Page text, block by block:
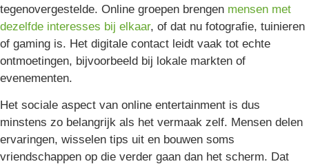
tegenovergestelde. Online groepen brengen mensen met
dezelfde interesses bij elkaar, of dat nu fotografie, tuinieren
of gaming is. Het digitale contact leidt vaak tot echte
ontmoetingen, bijvoorbeeld bij lokale markten of
evenementen.
Het sociale aspect van online entertainment is dus
minstens zo belangrijk als het vermaak zelf. Mensen delen
ervaringen, wisselen tips uit en bouwen soms
vriendschappen op die verder gaan dan het scherm. Dat